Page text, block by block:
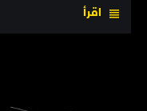
اقرأ